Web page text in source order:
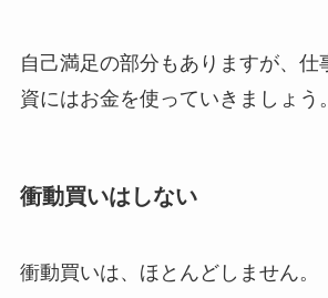
自己満足の部分もありますが、仕
資にはお金を使っていきましょう。
衝動買いはしない
衝動買いは、ほとんどしません。